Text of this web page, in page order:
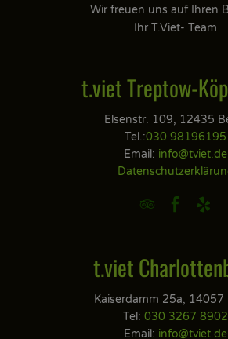
Wir freuen uns auf Ihren
Ihr T.Viet- Team
t.viet Treptow-
Elsenstr. 109, 12435
Tel.:030 98196195
Email: info@tviet.de
  
t.viet
Kaiserdamm 25a, 14057
Tel: 030 3267 8902
Email: info@tviet.de